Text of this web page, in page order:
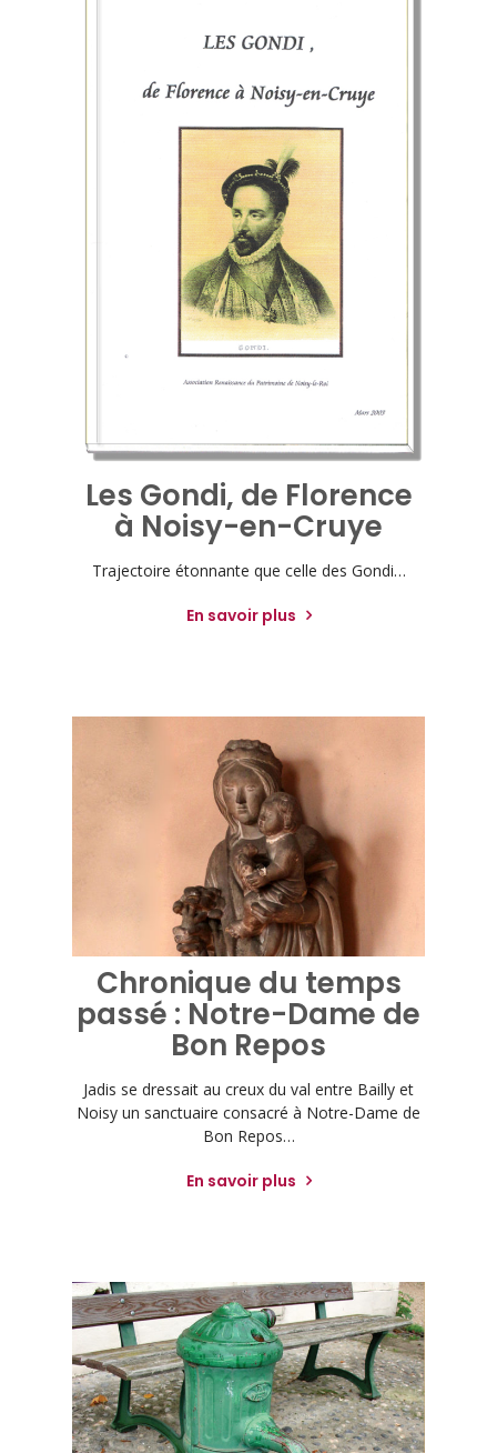
Les Gondi, de Florence
à Noisy-en-Cruye
Trajectoire étonnante que celle des Gondi…
En savoir plus
Chronique du temps
passé : Notre-Dame de
Bon Repos
Jadis se dressait au creux du val entre Bailly et
Noisy un sanctuaire consacré à Notre-Dame de
Bon Repos…
En savoir plus